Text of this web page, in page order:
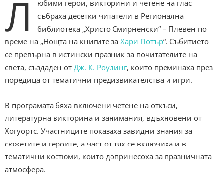
Л
юбими герои, викторини и четене на глас
събраха десетки читатели в Регионална
библиотека „Христо Смирненски“ – Плевен по
време на „Нощта на книгите за Хари Потър“. Събитието
се превърна в истински празник за почитателите на
света, създаден от Дж. К. Роулинг, които преминаха през
поредица от тематични предизвикателства и игри.
В програмата бяха включени четене на откъси,
литературна викторина и занимания, вдъхновени от
Хогуортс. Участниците показаха завидни знания за
сюжетите и героите, а част от тях се включиха и в
тематични костюми, които допринесоха за празничната
атмосфера.